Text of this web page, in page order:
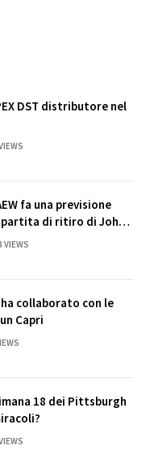
DST distributore nel
fa una previsione
di ritiro di John
VIEWS
collaborato con le
Capri
18 dei Pittsburgh